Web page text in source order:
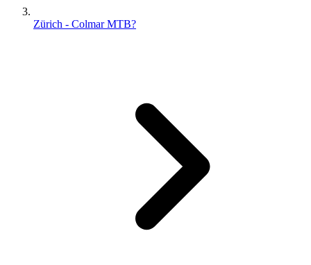
Zürich - Colmar MTB?